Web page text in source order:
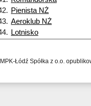
Pienista NŻ
Aeroklub NŻ
Lotnisko
Łódź Spółka z o.o.